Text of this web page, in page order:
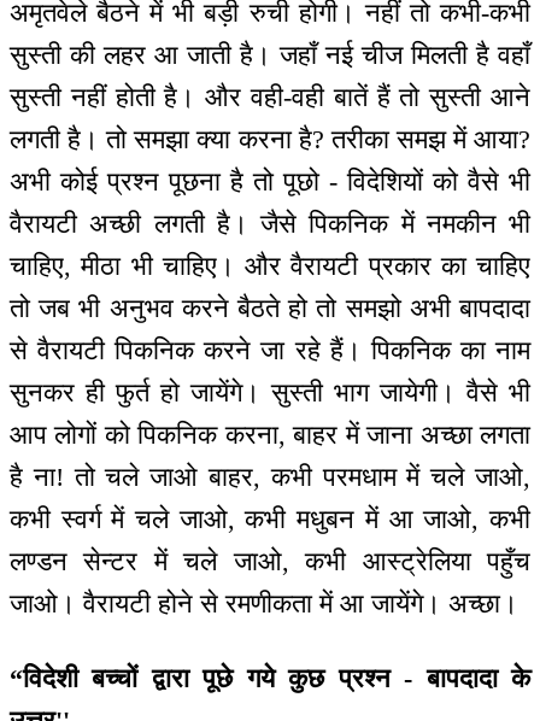
अमृतवेले बैठने में भी बड़ी रुची होगी। नहीं तो कभी-कभी
सुस्ती की लहर आ जाती है। जहाँ नई चीज मिलती है वहाँ
सुस्ती नहीं होती है। और वही-वही बातें हैं तो सुस्ती आने
लगती है। तो समझा क्या करना है? तरीका समझ में आया?
अभी कोई प्रश्न पूछना है तो पूछो - विदेशियों को वैसे भी
वैरायटी अच्छी लगती है। जैसे पिकनिक में नमकीन भी
चाहिए, मीठा भी चाहिए। और वैरायटी प्रकार का चाहिए
तो जब भी अनुभव करने बैठते हो तो समझो अभी बापदादा
से वैरायटी पिकनिक करने जा रहे हैं। पिकनिक का नाम
सुनकर ही फुर्त हो जायेंगे। सुस्ती भाग जायेगी। वैसे भी
आप लोगों को पिकनिक करना, बाहर में जाना अच्छा लगता
है ना! तो चले जाओ बाहर, कभी परमधाम में चले जाओ,
कभी स्वर्ग में चले जाओ, कभी मधुबन में आ जाओ, कभी
लण्डन सेन्टर में चले जाओ, कभी आस्ट्रेलिया पहुँच
जाओ। वैरायटी होने से रमणीकता में आ जायेंगे। अच्छा।
“विदेशी बच्चों द्वारा पूछे गये कुछ प्रश्न - बापदादा के